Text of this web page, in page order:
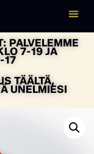
PALVELEMME
7-19 JA
17
TÄÄLTÄ,
UNELMIESI